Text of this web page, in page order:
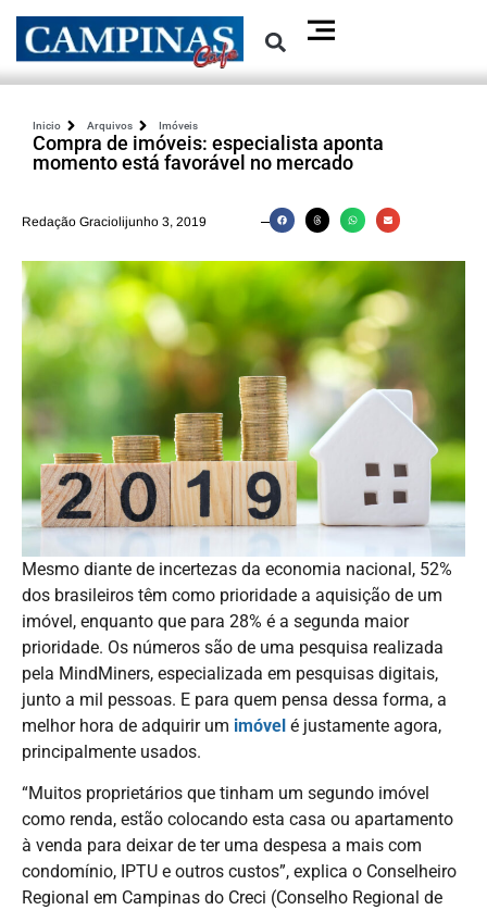
Inicio Arquivos Imóveis
Compra de imóveis: especialista aponta
momento está favorável no mercado
Redação Graciolijunho 3, 2019
Mesmo diante de incertezas da economia nacional, 52%
dos brasileiros têm como prioridade a aquisição de um
imóvel, enquanto que para 28% é a segunda maior
prioridade. Os números são de uma pesquisa realizada
pela MindMiners, especializada em pesquisas digitais,
junto a mil pessoas. E para quem pensa dessa forma, a
melhor hora de adquirir um imóvel é justamente agora,
principalmente usados.
“Muitos proprietários que tinham um segundo imóvel
como renda, estão colocando esta casa ou apartamento
à venda para deixar de ter uma despesa a mais com
condomínio, IPTU e outros custos”, explica o Conselheiro
Regional em Campinas do Creci (Conselho Regional de